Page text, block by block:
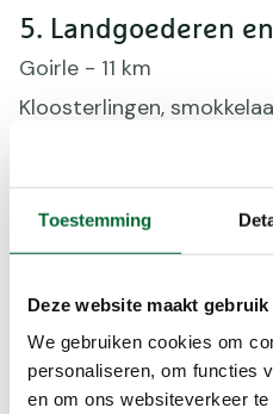
Toestemming
Deze website maakt
We gebruiken cookies om
personaliseren, om functies
en om ons websiteverkeer
5. Landgoederen
Goirle - 11 km
Kloosterlingen,
land van de
zichtbaar aanwezig.
zijn eigen karakteristiek:
Ooievaarsnest en De
traditionele gewassen,
heidevelden, drassige
Leij meandert er rustig